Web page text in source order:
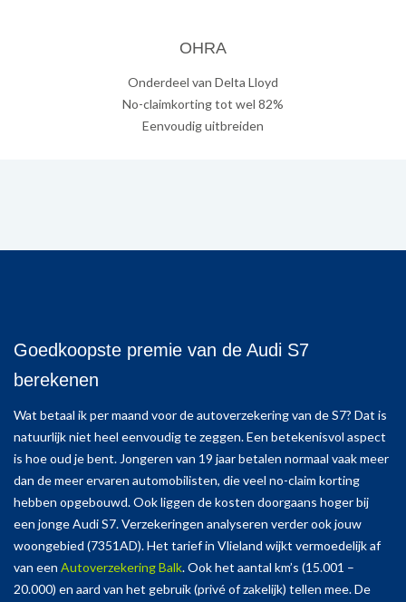
OHRA
Onderdeel van Delta Lloyd
No-claimkorting tot wel 82%
Eenvoudig uitbreiden
Goedkoopste premie van de Audi S7
berekenen
Wat betaal ik per maand voor de autoverzekering van de S7? Dat is
natuurlijk niet heel eenvoudig te zeggen. Een betekenisvol aspect
is hoe oud je bent. Jongeren van 19 jaar betalen normaal vaak meer
dan de meer ervaren automobilisten, die veel no-claim korting
hebben opgebouwd. Ook liggen de kosten doorgaans hoger bij
een jonge Audi S7. Verzekeringen analyseren verder ook jouw
woongebied (7351AD). Het tarief in Vlieland wijkt vermoedelijk af
van een Autoverzekering Balk. Ook het aantal km’s (15.001 –
20.000) en aard van het gebruik (privé of zakelijk) tellen mee. De